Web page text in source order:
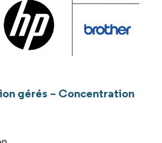
gérés – Concentration